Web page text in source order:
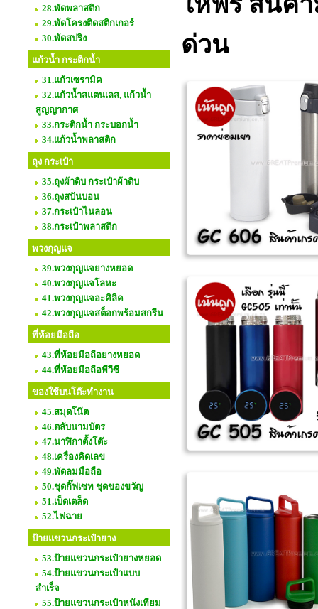
28.พัดพลาสติก
29.พัดโครงติดสติกเกอร์
30.พัดสปริง
แก้วน้ำ กระติกน้ำ
31.แก้วเซรามิค
32.แก้วน้ำสแตนเลส, แก้วน้ำ
สูญญากาศ
33.กระติกน้ำ กระบอกน้ำ
34.แก้วน้ำพลาสติก
ถุง กระเป๋า
35.ถุงผ้าดิบ กระเป๋าผ้าดิบ
36.ถุงสปันบอน
37.กระเป๋าไนลอน
38.กระเป๋าพลาสติก
พวงกุญแจ
39.พวงกุญแจยางหยอด
40.พวงกุญแจโลหะ
41.พวงกุญแจอะคิลิค
42.พวงกุญแจสต็อกพร้อมสกรีน
ที่ห้อยมือถือ
43.ที่ห้อยมือถือยางหยอด
44.ที่ห้อยมือถือพีวีซี
ของใช้บนโต๊ะทำงาน
45.สมุดโน๊ต
46.ตลับนามบัตร
47.นาฬิกาตั้งโต๊ะ
48.เครื่องคิดเลข
49.พัดลมมือถือ
50.ชุดกิ๊ฟเซท ชุดของขวัญ
51.เบ็ดเตล็ด
52.ไฟฉาย
ป้ายแขวนกระเป๋ายาง
53.ป้ายแขวนกระเป๋ายางหยอด
54.ป้ายแขวนกระเป๋าแบบ
สำเร็จ
55.ป้ายแขวนกระเป๋าหนังเทียม
ด่วน